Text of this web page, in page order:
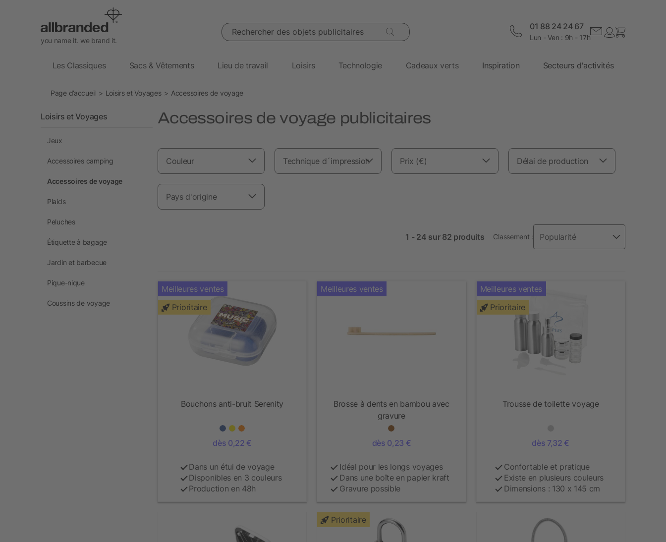
you name it. we brand it.
Rechercher des objets publicitaires 01 88 24 24 67
Lun - Ven : 9h - 17h
Les Classiques Sacs & Vêtements Lieu de travail Loisirs Technologie Cadeaux verts Inspiration Secteurs d'activités
Page d’accueil Loisirs et Voyages Accessoires de voyage
Accessoires de voyage publicitaires
Couleur Technique d´impression Prix (€) Délai de production
Pays d'origine
1 - 24 sur 82 produits Classement :
Meilleures ventes
Prioritaire
Bouchons anti-bruit Serenity
dès 0,22 €
Dans un étui de voyage
Disponibles en 3 couleurs
Production en 48h
Meilleures ventes
Brosse à dents en bambou avec
gravure
dès 0,23 €
Idéal pour les longs voyages
Dans une boîte en papier kraft
Gravure possible
Meilleures ventes
Prioritaire
Trousse de toilette voyage
dès 7,32 €
Confortable et pratique
Existe en plusieurs couleurs
Dimensions : 130 x 145 cm
Prioritaire
Loisirs et Voyages
Jeux
Accessoires camping
Accessoires de voyage
Plaids
Peluches
Étiquette à bagage
Jardin et barbecue
Pique-nique
Coussins de voyage